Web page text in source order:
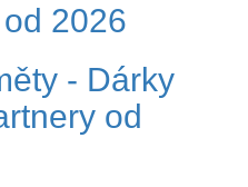
2026
- Dárky
od